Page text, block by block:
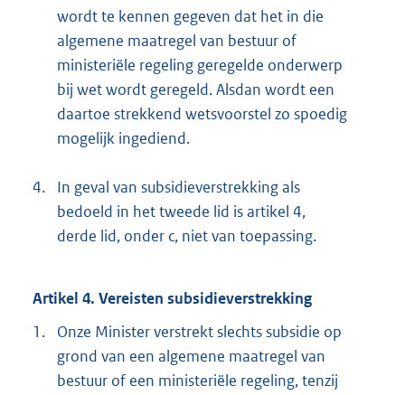
wordt te kennen gegeven dat het in die
algemene maatregel van bestuur of
ministeriële regeling geregelde onderwerp
bij wet wordt geregeld. Alsdan wordt een
daartoe strekkend wetsvoorstel zo spoedig
mogelijk ingediend.
4.
In geval van subsidieverstrekking als
bedoeld in het tweede lid is artikel 4,
derde lid, onder c, niet van toepassing.
Artikel 4. Vereisten subsidieverstrekking
1.
Onze Minister verstrekt slechts subsidie op
grond van een algemene maatregel van
bestuur of een ministeriële regeling, tenzij